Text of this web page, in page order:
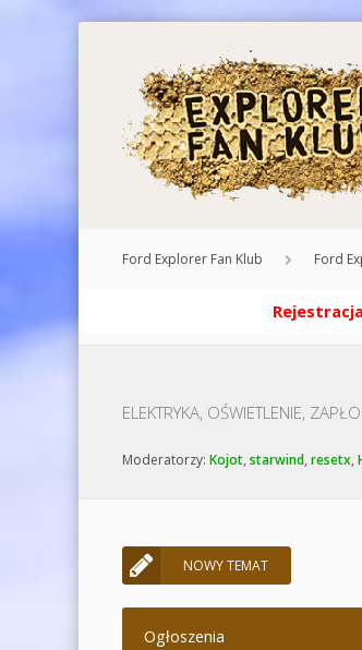
Ford Explorer Fan Klub Ford
ELEKTRYKA, OŚWIETLENIE,
Moderatorzy: Kojot, starwind, resetx,
NOWY TEMAT
Ogłoszenia